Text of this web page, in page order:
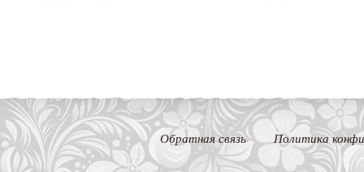
Обратная связь Политика